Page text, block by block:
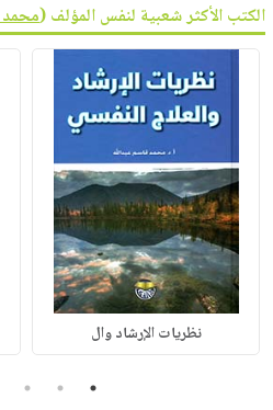
الكتب الأكثر شعبية لنفس المؤلف (محمد
نظريات الإرشاد وال
1
2
3